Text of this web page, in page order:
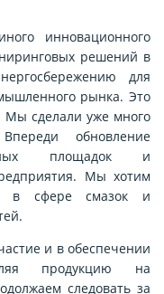
инновационного
решений в
для
рынка. Это
Мы сделали уже много
обновление
площадок и
Мы хотим
в сфере смазок и
и в обеспечении
продукцию на
следовать за